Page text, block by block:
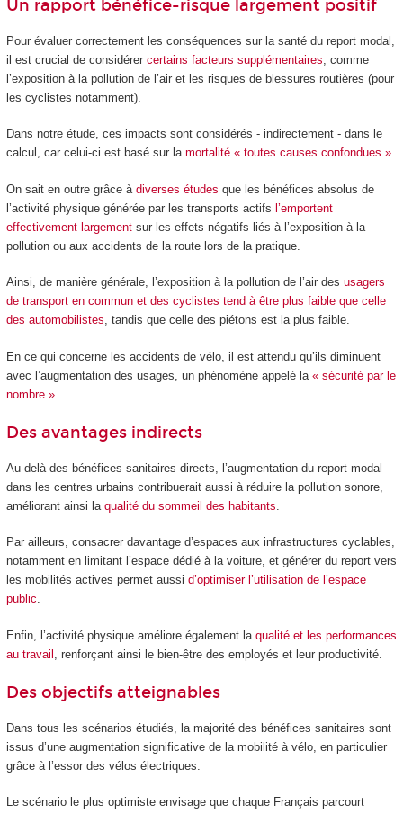
Un rapport bénéfice-risque largement positif
Pour évaluer correctement les conséquences sur la santé du report modal,
il est crucial de considérer certains facteurs supplémentaires , comme
l’exposition à la pollution de l’air et les risques de blessures routières (pour
les cyclistes notamment).
Dans notre étude, ces impacts sont considérés - indirectement - dans le
calcul, car celui-ci est basé sur la mortalité « toutes causes confondues ».
On sait en outre grâce à diverses études que les bénéfices absolus de
l’activité physique générée par les transports actifs l’emportent
effectivement largementsur les effets négatifs liés à l’exposition à la
pollution ou aux accidents de la route lors de la pratique.
Ainsi, de manière générale, l’exposition à la pollution de l’air des usagers
de transport en commun et des cyclistes tend à être plus faible que celle
des automobilistes, tandis que celle des piétons est la plus faible.
En ce qui concerne les accidents de vélo, il est attendu qu’ils diminuent
avec l’augmentation des usages, un phénomène appelé la « sécurité par le
nombre ».
Des avantages indirects
Au-delà des bénéfices sanitaires directs, l’augmentation du report modal
dans les centres urbains contribuerait aussi à réduire la pollution sonore,
améliorant ainsi la qualité du sommeil des habitants
Par ailleurs, consacrer davantage d’espaces aux infrastructures cyclables,
notamment en limitant l’espace dédié à la voiture, et générer du report vers
les mobilités actives permet aussi d’optimiser l’utilisation de l’espace
public.
Enfin, l’activité physique améliore également la qualité et les performances
au travail , renforçant ainsi le bien-être des employés et leur productivité.
Des objectifs atteignables
Dans tous les scénarios étudiés, la majorité des bénéfices sanitaires sont
issus d’une augmentation significative de la mobilité à vélo, en particulier
grâce à l’essor des vélos électriques.
Le scénario le plus optimiste envisage que chaque Français parcourt